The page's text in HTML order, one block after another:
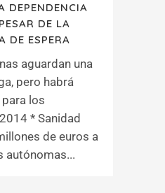
DEPENDENCIA
DE LA
DE ESPERA
aguardan una
pero habrá
los
* Sanidad
de euros a
autónomas...